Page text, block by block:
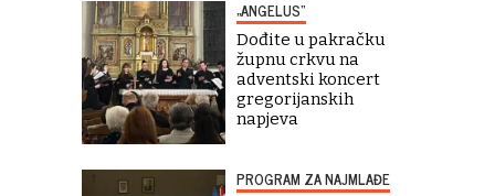
„ANGELUS“
Dođite u pakračku
župnu crkvu na
adventski koncert
gregorijanskih
napjeva
PROGRAM ZA NAJMLAĐE